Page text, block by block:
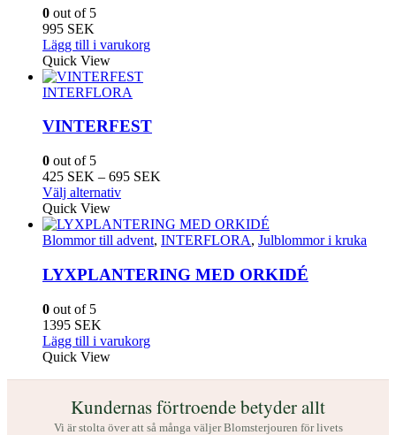
0 out of 5
995 SEK
Lägg till i varukorg
Quick View
INTERFLORA
VINTERFEST
0 out of 5
425 SEK – 695 SEK
till
695
Välj alternativDen
produkten
har
varianter.
De
kan
väljas
produktsidan
Quick View
Blommor till advent, INTERFLORA, Julblommor i kruka
LYXPLANTERING MED ORKIDÉ
0 out of 5
1395 SEK
Lägg till i varukorg
Quick View
Kundernas förtroende betyder allt
Vi är stolta över att så många väljer Blomsterjouren för livets